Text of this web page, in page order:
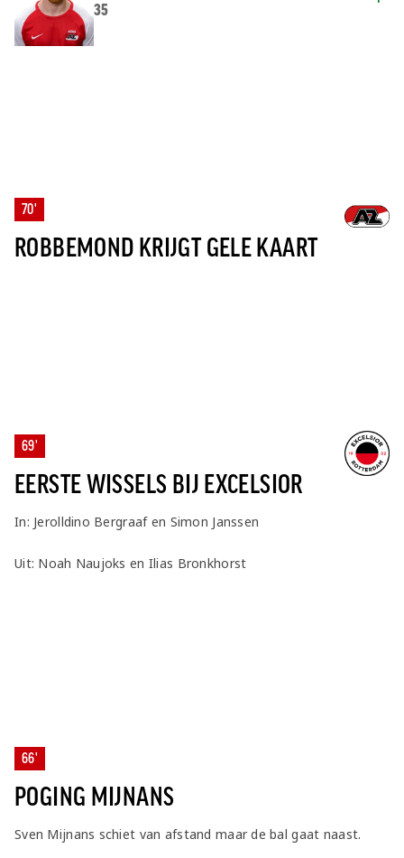
35
70'
ROBBEMOND KRIJGT GELE KAART
69'
EERSTE WISSELS BIJ EXCELSIOR
In: Jerolldino Bergraaf en Simon Janssen
Uit: Noah Naujoks en Ilias Bronkhorst
66'
POGING MIJNANS
Sven Mijnans schiet van afstand maar de bal gaat naast.